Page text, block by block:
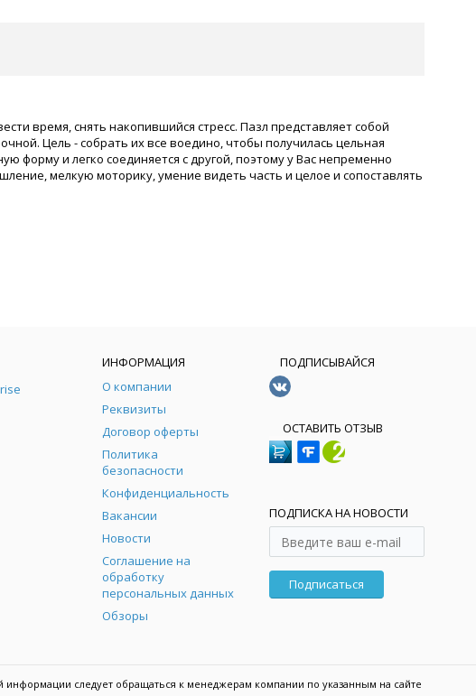
время, снять накопившийся стресс. Пазл представляет собой
Цель - собрать их все воедино, чтобы получилась цельная
форму и легко соединяется с другой, поэтому у Вас непременно
мелкую моторику, умение видеть часть и целое и сопоставлять
ИНФОРМАЦИЯ
О компании
Реквизиты
Договор оферты
Политика
безопасности
Конфиденциальность
Вакансии
Новости
Соглашение на
обработку
персональных данных
Обзоры
ПОДПИСЫВАЙСЯ
ОСТАВИТЬ ОТЗЫВ
ПОДПИСКА НА НОВОСТИ
Подписаться
следует обращаться к менеджерам компании по указанным на сайте